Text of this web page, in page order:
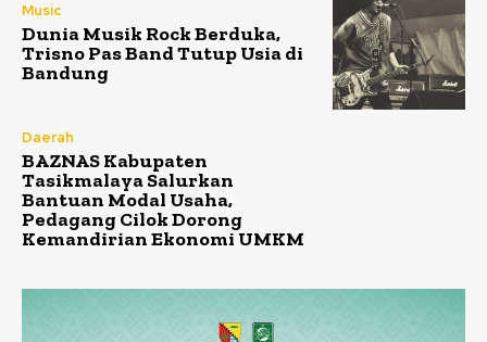
Music
Dunia Musik Rock Berduka,
Trisno Pas Band Tutup Usia di
Bandung
Daerah
BAZNAS Kabupaten
Tasikmalaya Salurkan
Bantuan Modal Usaha,
Pedagang Cilok Dorong
Kemandirian Ekonomi UMKM